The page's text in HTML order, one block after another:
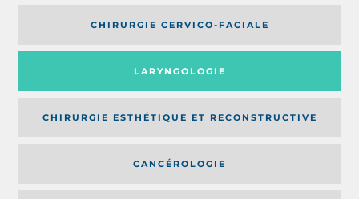
CHIRURGIE CERVICO-FACIALE
LARYNGOLOGIE
CHIRURGIE ESTHÉTIQUE ET RECONSTRUCTIVE
CANCÉROLOGIE